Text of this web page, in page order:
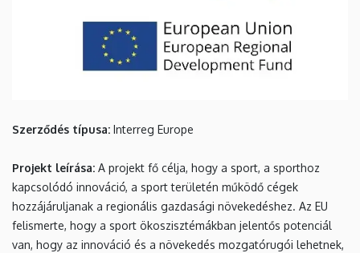
Szerződés típusa: Interreg Europe
Projekt leírása: A projekt fő célja, hogy a sport, a sporthoz
kapcsolódó innováció, a sport területén működő cégek
hozzájáruljanak a regionális gazdasági növekedéshez. Az EU
felismerte, hogy a sport ökoszisztémákban jelentős potenciál
van, hogy az innováció és a növekedés mozgatórugói lehetnek,